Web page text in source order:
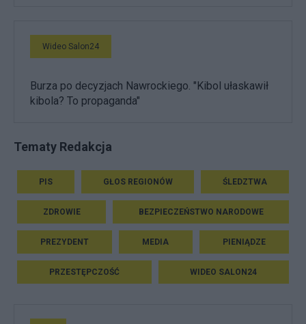
Wideo Salon24
Burza po decyzjach Nawrockiego. "Kibol ułaskawił
kibola? To propaganda"
Tematy Redakcja
PIS GŁOS REGIONÓW ŚLEDZTWA
ZDROWIE BEZPIECZEŃSTWO NARODOWE
PREZYDENT MEDIA PIENIĄDZE
PRZESTĘPCZOŚĆ WIDEO SALON24